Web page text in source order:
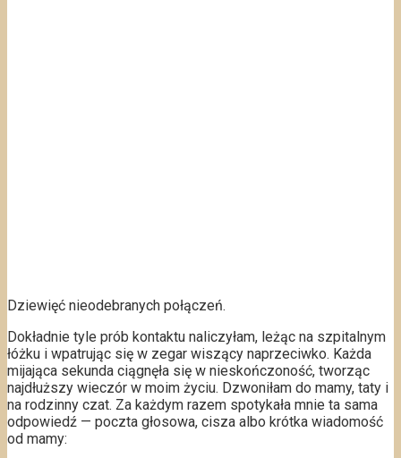
Dziewięć nieodebranych połączeń.
Dokładnie tyle prób kontaktu naliczyłam, leżąc na szpitalnym
łóżku i wpatrując się w zegar wiszący naprzeciwko. Każda
mijająca sekunda ciągnęła się w nieskończoność, tworząc
najdłuższy wieczór w moim życiu. Dzwoniłam do mamy, taty i
na rodzinny czat. Za każdym razem spotykała mnie ta sama
odpowiedź — poczta głosowa, cisza albo krótka wiadomość
od mamy: